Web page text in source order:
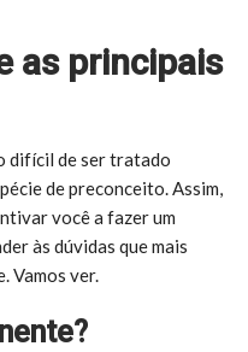
as principais
difícil de ser tratado
de preconceito. Assim,
você a fazer um
às dúvidas que mais
Vamos ver.